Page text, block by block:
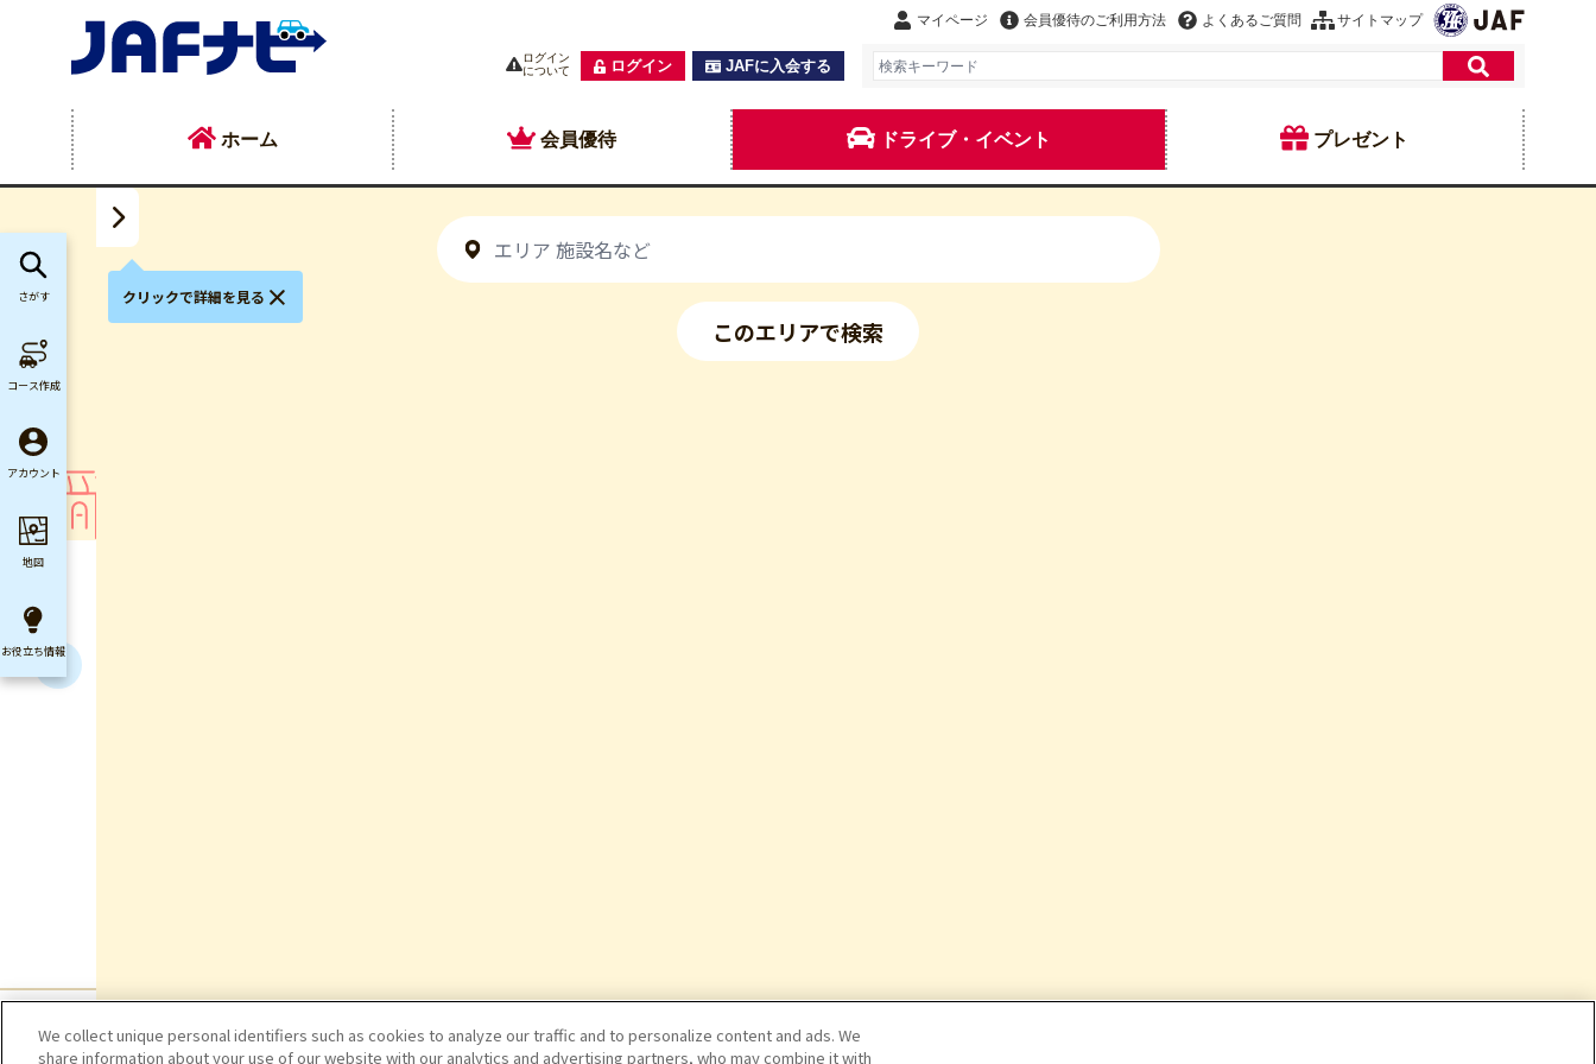
マイページ 会員優待のご利用方法 よくあるご質問 サイトマップ
ログイン
について
ログイン JAFに入会する
ホーム 会員優待 ドライブ・イベント プレゼント
このエリアで検索
クリックで詳細を見る
さがす
コース作成
アカウント
地図
お役立ち情報
We collect unique personal identifiers such as cookies to analyze our traffic and to personalize content and ads. We
share information about your use of our website with our analytics and advertising partners, who may combine it with